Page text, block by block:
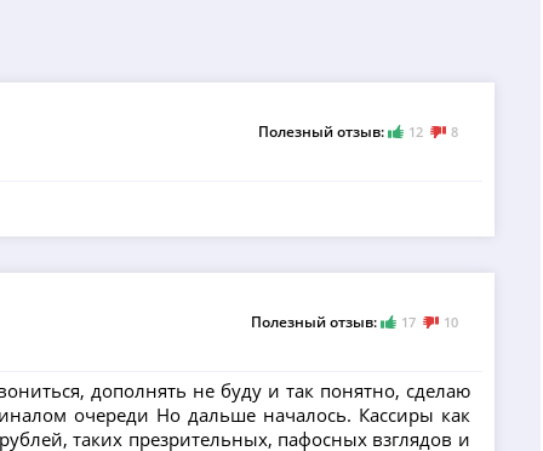
Полезный отзыв: 12 8
Полезный отзыв: 17 10
дополнять не буду и так понятно, сделаю
очереди Но дальше началось. Кассиры как
таких презрительных, пафосных взглядов и